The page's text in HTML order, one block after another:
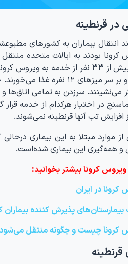
در قرنطینه
حال بیش از ۳۳ نفر از خدمه
دارند و بر سر میزهای
می‌نشینند. سرزدن به تمامی اتاق‌ها
در اختیار هرکدام از خدمه قرار
تب آنها قرنطینه نمی‌شوند.
موارد مبتلا به این بیماری
و همه‌گیری این بیماری شده‌است.
ویروس کرونا بیشتر بخوانید:
کرونا در ایران
پذیرش کننده بیماران
کرونا چیست و چگونه منتقل
قرنطینه